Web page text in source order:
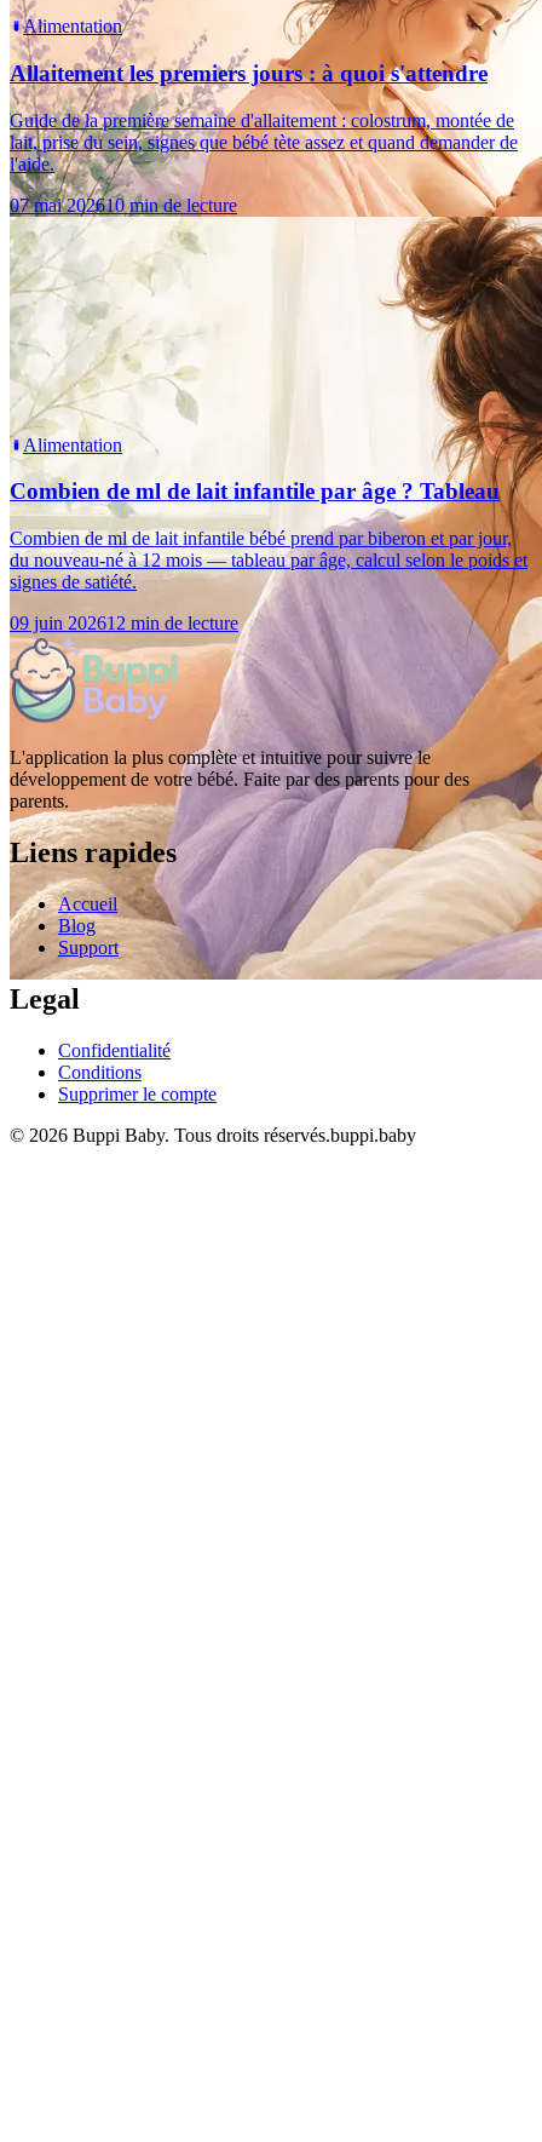
Alimentation
Allaitement les premiers jours : à quoi s'attendre
Guide de la première semaine d'allaitement : colostrum, montée de
lait, prise du sein, signes que bébé tète assez et quand demander de
l'aide.
07 mai 202610 min de lecture
Alimentation
Combien de ml de lait infantile par âge ? Tableau
Combien de ml de lait infantile bébé prend par biberon et par jour,
du nouveau-né à 12 mois — tableau par âge, calcul selon le poids et
signes de satiété.
09 juin 202612 min de lecture
L'application la plus complète et intuitive pour suivre le
développement de votre bébé. Faite par des parents pour des
parents.
Liens rapides
Accueil
Blog
Support
Legal
Confidentialité
Conditions
Supprimer le compte
© 2026 Buppi Baby. Tous droits réservés.buppi.baby